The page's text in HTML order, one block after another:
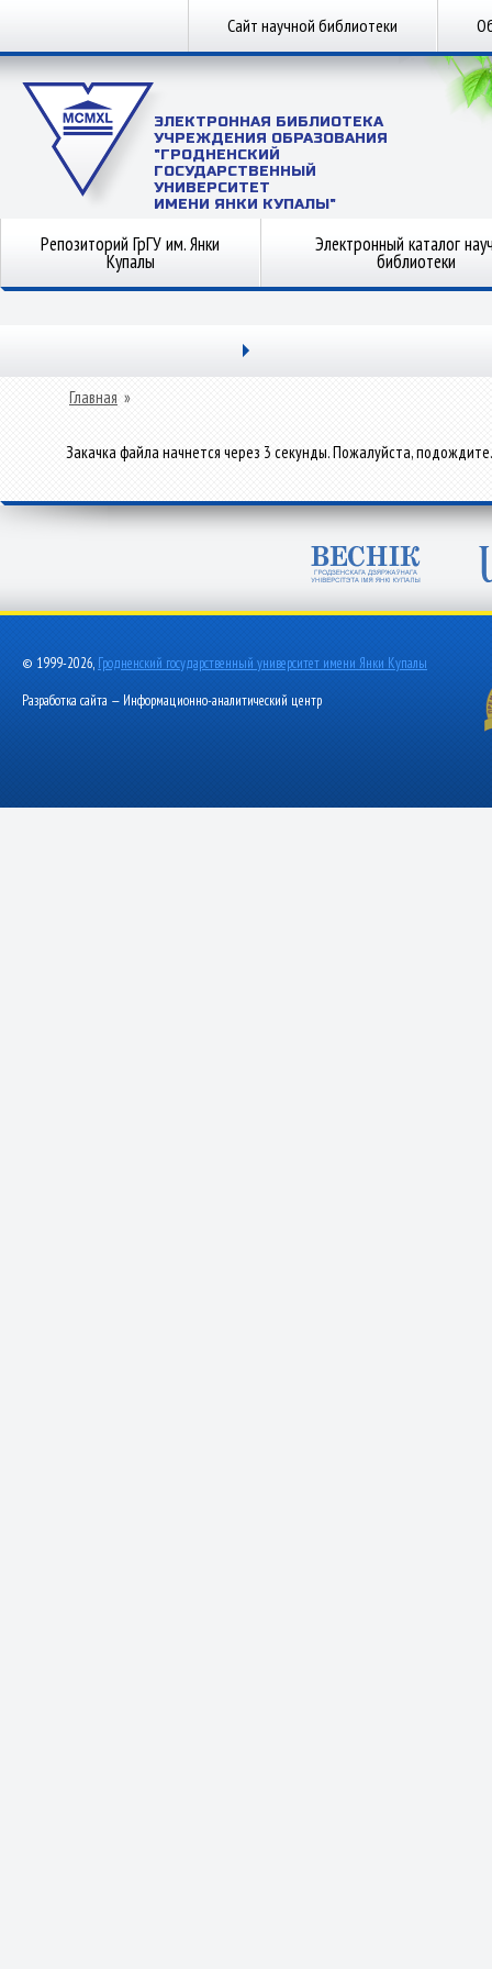
Сайт научной библиотеки
ЭЛЕКТРОННАЯ БИБЛИОТЕКА
УЧРЕЖДЕНИЯ ОБРАЗОВАНИЯ
"ГРОДНЕНСКИЙ
ГОСУДАРСТВЕННЫЙ
УНИВЕРСИТЕТ
ИМЕНИ ЯНКИ КУПАЛЫ"
Репозиторий ГрГУ им. Янки
Купалы
Электронный каталог
библиотеки
Главная »
Закачка файла начнется через 3 секунды. Пожалуйста, подождите.
© 1999-2026, Гродненский государственный университет имени Янки Купалы
Разработка сайта — Информационно-аналитический центр